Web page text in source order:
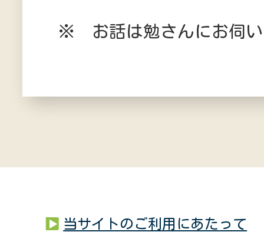
※ お話は勉さんにお伺い
当サイトのご利用にあたって